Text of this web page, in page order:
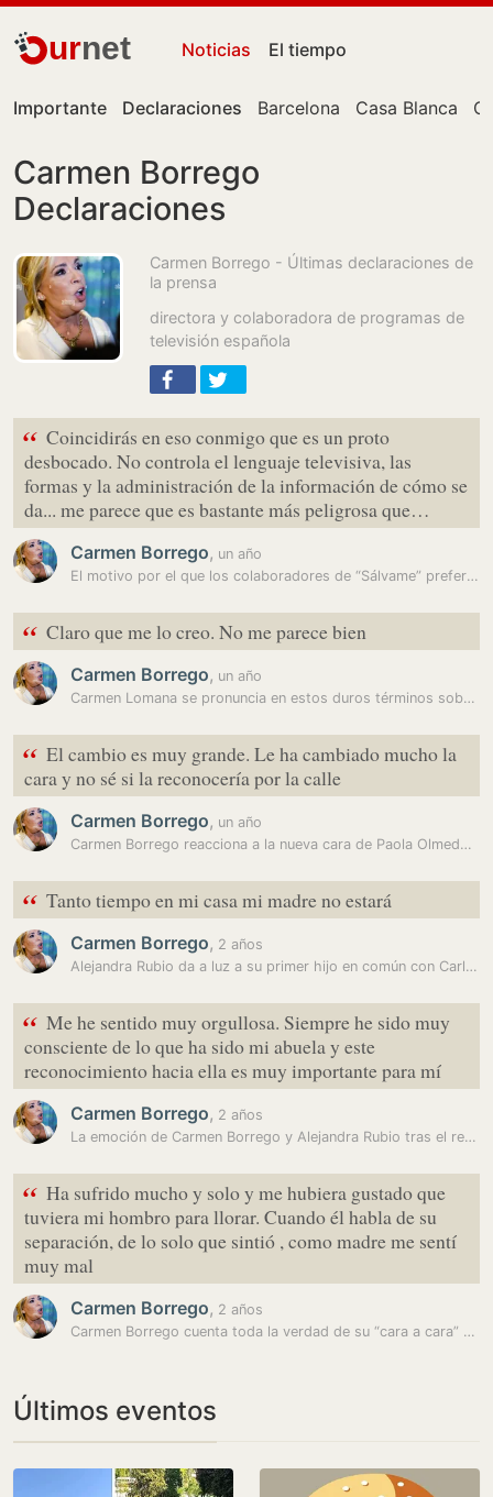
urnet Noticias El tiempo
Importante Declaraciones Barcelona Casa Blanca
Carmen Borrego
Declaraciones
Carmen Borrego - Últimas declaraciones de
la prensa
directora y colaboradora de programas de
televisión española
“ Coincidirás en eso conmigo que es un proto
desbocado. No controla el lenguaje televisiva, las
formas y la administración de la información de cómo se
da... me parece que es bastante más peligrosa que…
Carmen Borrego, un año
El motivo por el que los colaboradores de “Sálvame” preferían a Carmen…
“ Claro que me lo creo. No me parece bien
Carmen Borrego, un año
Carmen Lomana se pronuncia en estos duros términos sobre la…
“ El cambio es muy grande. Le ha cambiado mucho la
cara y no sé si la reconocería por la calle
Carmen Borrego, un año
Carmen Borrego reacciona a la nueva cara de Paola Olmedo: “Tenía una…
“ Tanto tiempo en mi casa mi madre no estará
Carmen Borrego, 2 años
Alejandra Rubio da a luz a su primer hijo en común con Carlo Costanzia
“ Me he sentido muy orgullosa. Siempre he sido muy
consciente de lo que ha sido mi abuela y este
reconocimiento hacia ella es muy importante para mí
Carmen Borrego, 2 años
La emoción de Carmen Borrego y Alejandra Rubio tras el reconocimiento…
“ Ha sufrido mucho y solo y me hubiera gustado que
tuviera mi hombro para llorar. Cuando él habla de su
separación, de lo solo que sintió , como madre me sentí
muy mal
Carmen Borrego, 2 años
Carmen Borrego cuenta toda la verdad de su “cara a cara” con José…
Últimos eventos